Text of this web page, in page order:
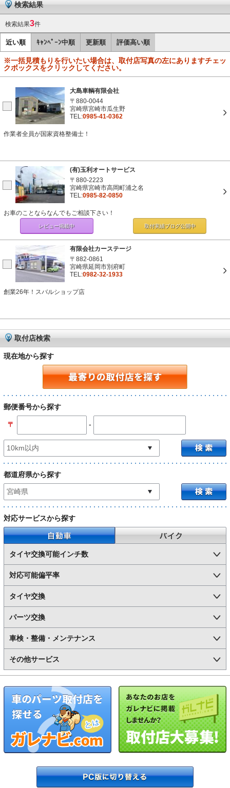
検索結果
検索結果3件
近い順 ｷｬﾝﾍﾟｰﾝ中順 更新順 評価高い順
※一括見積もりを行いたい場合は、取付店写真の左にありますチェッ
クボックスをクリックしてください。
大島車輌有限会社
〒880-0044
宮崎県宮崎市瓜生野
TEL:0985-41-0362
作業者全員が国家資格整備士！
(有)玉利オートサービス
〒880-2223
宮崎県宮崎市高岡町浦之名
TEL:0985-82-0850
お車のことならなんでもご相談下さい！
レビュー掲載中 取付実績ブログ公開中
有限会社カーステージ
〒882-0861
宮崎県延岡市別府町
TEL:0982-32-1933
創業26年！スバルショップ店
取付店検索
現在地から探す
郵便番号から探す
〒 -
都道府県から探す
対応サービスから探す
自動車
タイヤ交換可能インチ数
対応可能偏平率
タイヤ交換
パーツ交換
車検・整備・メンテナンス
その他サービス